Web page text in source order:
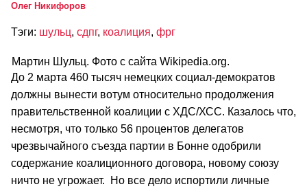
Олег Никифоров
Тэги: шульц, сдпг, коалиция, фрг
Мартин Шульц. Фото с сайта Wikipedia.org.
До 2 марта 460 тысяч немецких социал-демократов
должны вынести вотум относительно продолжения
правительственной коалиции с ХДС/ХСС. Казалось что,
несмотря, что только 56 процентов делегатов
чрезвычайного съезда партии в Бонне одобрили
содержание коалиционного договора, новому союзу
ничто не угрожает. Но все дело испортили личные